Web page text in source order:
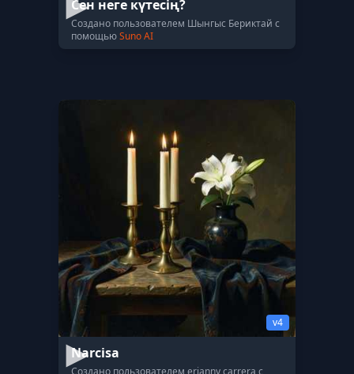
Сен неге күтесің?
Создано пользователем Шынгыс Бериктай с
помощьюSuno AI
v4
Narcisa
Создано пользователем erianny carrera с